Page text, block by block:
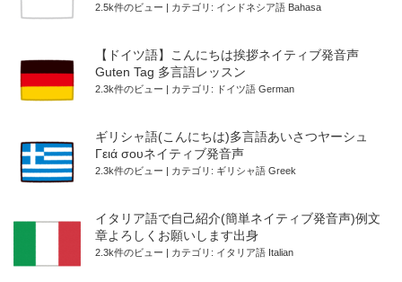
2.5k件のビュー | カテゴリ: インドネシア語 Bahasa
【ドイツ語】こんにちは挨拶ネイティブ発音声
Guten Tag 多言語レッスン
2.3k件のビュー | カテゴリ: ドイツ語 German
ギリシャ語(こんにちは)多言語あいさつヤーシュ
Γειά σουネイティブ発音声
2.3k件のビュー | カテゴリ: ギリシャ語 Greek
イタリア語で自己紹介(簡単ネイティブ発音声)例文
章よろしくお願いします出身
2.3k件のビュー | カテゴリ: イタリア語 Italian